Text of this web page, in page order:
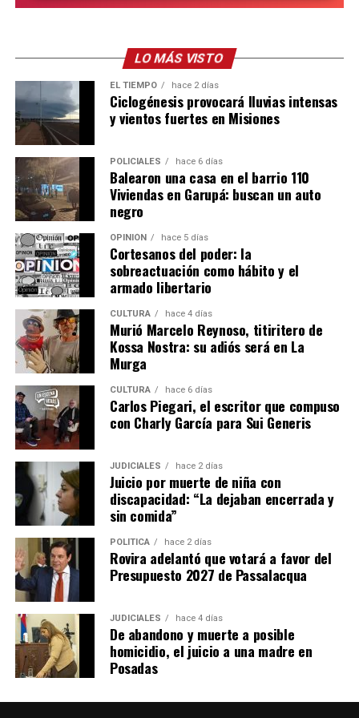
preparación de suelos.
Para Skölfman, que habitualmente se desempeña en
diseño y planificación, la experiencia tiene un valor
especial:
“Una cosa es diseñar una máquina en la computadora y
otra muy distinta es subirse a un tractor, sentir cómo
trabaja y entender en condiciones reales lo que uno
proyecta”.
Una fábrica misionera con proyección
internacional
La empresa Lory emplea actualmente a 17 personas,
entre personal administrativo, ingenieros de diseño y
operarios de producción.
La firma fabrica cosechadoras de yerba mate, té y
tabaco, además de implementos agrícolas como
desmalezadoras, fumigadoras, fertilizadoras y otros
equipos adaptados a las condiciones productivas de
Misiones.
Ante la caída de las ventas de maquinaria en los últimos
años, la empresa decidió diversificar su actividad
incorporando reparaciones, servicios de corte con
pantógrafo y trabajos de diseño para terceros.
“Nos abrimos un poco para no dejar sin trabajo a los
muchachos. Formar un operario lleva años y perder ese
capital humano sería un retroceso enorme”, afirmó
Lory.
LO MÁS VISTO
EL TIEMPO hace 2 días
Ciclogénesis provocará lluvias intensas
y vientos fuertes en Misiones
POLICIALES hace 6 días
Balearon una casa en el barrio 110
Viviendas en Garupá: buscan un auto
negro
OPINIÓN hace 5 días
Cortesanos del poder: la
sobreactuación como hábito y el
armado libertario
CULTURA hace 4 días
Murió Marcelo Reynoso, titiritero de
Kossa Nostra: su adiós será en La
Murga
CULTURA hace 6 días
Carlos Piegari, el escritor que compuso
con Charly García para Sui Generis
JUDICIALES hace 2 días
Juicio por muerte de niña con
discapacidad: “La dejaban encerrada y
sin comida”
POLÍTICA hace 2 días
Rovira adelantó que votará a favor del
Presupuesto 2027 de Passalacqua
JUDICIALES hace 4 días
De abandono y muerte a posible
homicidio, el juicio a una madre en
Posadas